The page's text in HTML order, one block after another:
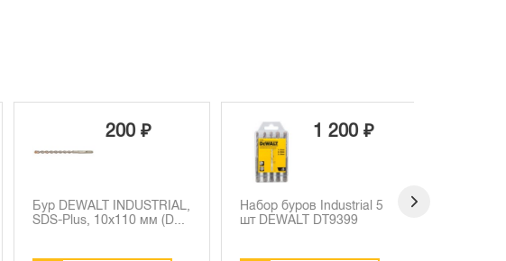
200 ₽
Бур DEWALT INDUSTRIAL,
SDS-Plus, 10x110 мм (D...
1 200 ₽
Набор буров Industrial 5
шт DEWALT DT9399